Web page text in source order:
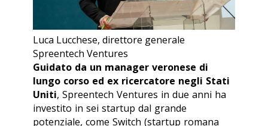
Luca Lucchese, direttore generale
Spreentech Ventures
Guidato da un manager veronese di
lungo corso ed ex ricercatore negli Stati
Uniti, Spreentech Ventures in due anni ha
investito in sei startup dal grande
potenziale, come Switch (startup romana